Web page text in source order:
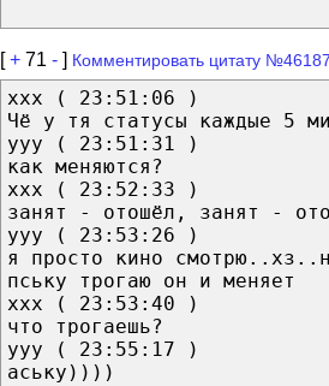
[+ 71 - ] Комментировать цитату №46187
xxx ( 23:51:06 )
Чё у тя статусы каждые 5
yyy ( 23:51:31 )
как меняются?
xxx ( 23:52:33 )
занят - отошёл, занят -
yyy ( 23:53:26 )
я просто кино
пську трогаю он и меняет
xxx ( 23:53:40 )
что трогаешь?
yyy ( 23:55:17 )
аську))))